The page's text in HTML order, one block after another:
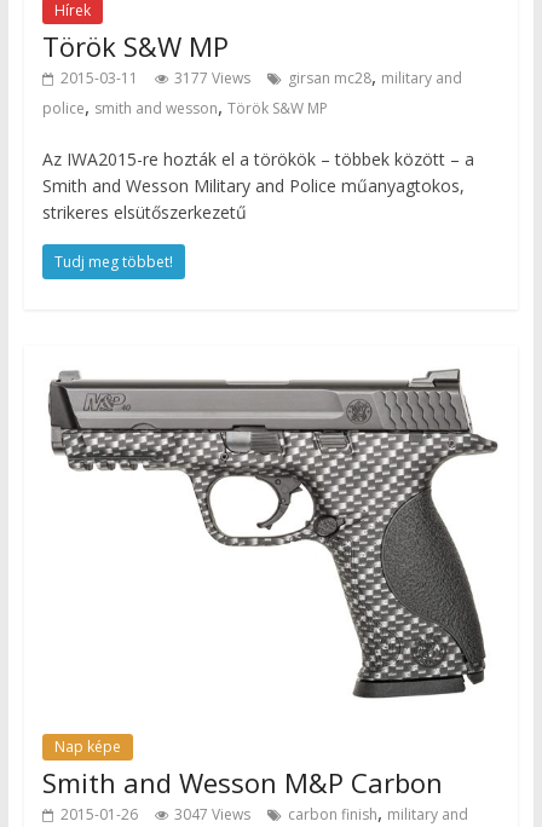
Hírek
Török S&W MP
2015-03-11 3177 Views girsan mc28, military and
police, smith and wesson, Török S&W MP
Az IWA2015-re hozták el a törökök – többek között – a
Smith and Wesson Military and Police műanyagtokos,
strikeres elsütőszerkezetű
Tudj meg többet!
Nap képe
Smith and Wesson M&P Carbon
2015-01-26 3047 Views carbon finish, military and